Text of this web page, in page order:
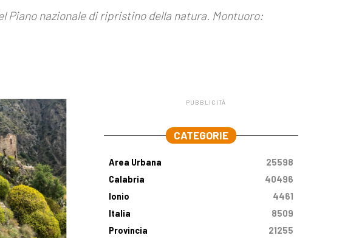
Piano nazionale di ripristino della natura. Montuoro:
PUBBLICITÀ
CATEGORIE
Area Urbana
25598
Calabria
40496
Ionio
4461
Italia
8509
Provincia
21255